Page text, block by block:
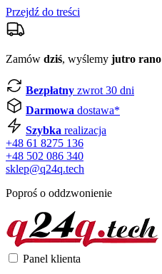
Przejdź do treści
Zamów dziś, wyślemy jutro rano
Bezpłatny zwrot 30 dni
Darmowa dostawa*
Szybka realizacja
+48 61 8275 136
+48 502 086 340
sklep@q24q.tech
Poproś o oddzwonienie
Panel klienta